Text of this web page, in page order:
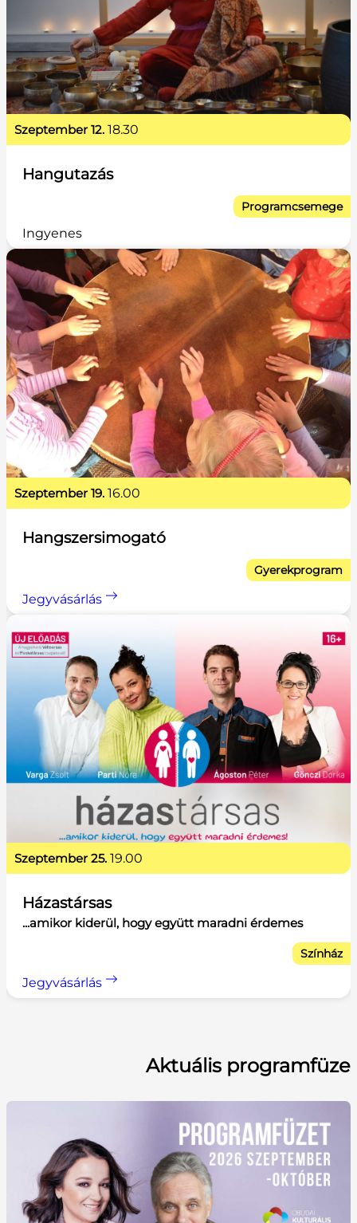
Hangutazás
szeptember 12. 18.30
Ingyenes
Programcsemege
Hangszersimogató
szeptember 19. 16.00
Jegyvásárlás
Gyerekprogram
Házastársas
...amikor kiderül, hogy együtt maradni érdemes
szeptember 25. 19.00
Jegyvásárlás
Színház
Aktuális